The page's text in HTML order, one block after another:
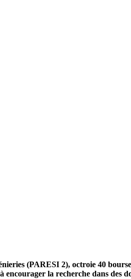
(PARESI 2), octroie 40
la recherche dans des